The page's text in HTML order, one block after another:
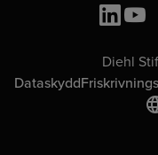
Diehl
Dataskydd